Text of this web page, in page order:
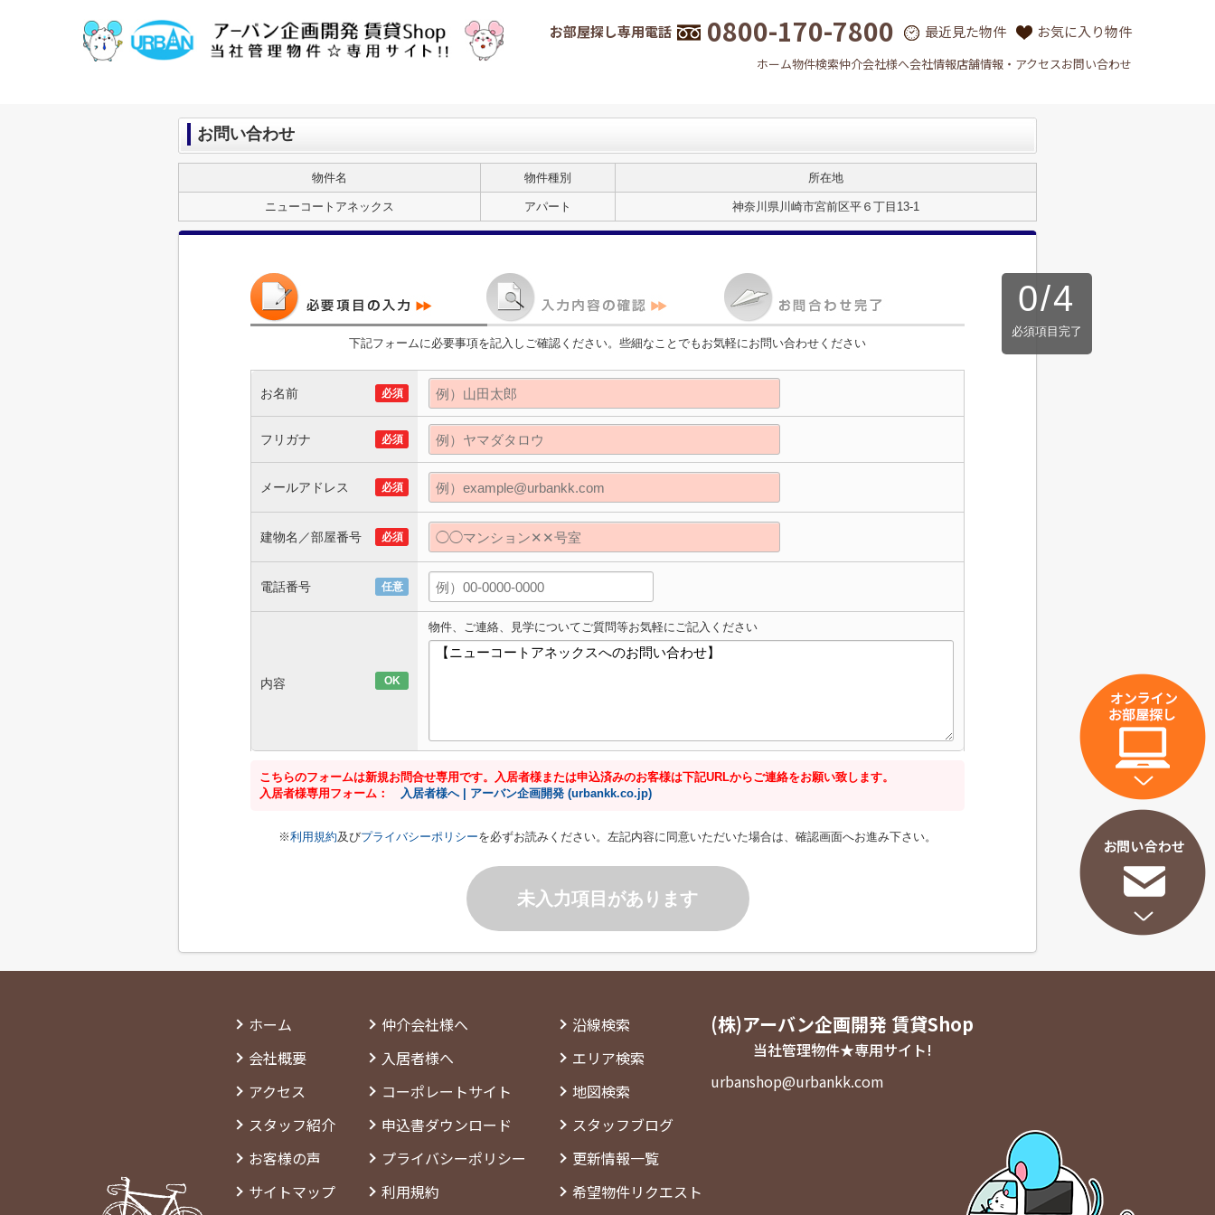
お部屋探し専用電話 0800-170-7800 最近見た物件 お気に入り物件
ホーム物件検索仲介会社様へ会社情報店舗情報・アクセスお問い合わせ
お問い合わせ
物件名 物件種別 所在地
ニューコートアネックス アパート 神奈川県川崎市宮前区平６丁目13-1
0/4
必須項目完了
下記フォームに必要事項を記入しご確認ください。些細なことでもお気軽にお問い合わせください
お名前 必須
フリガナ 必須
メールアドレス 必須
建物名／部屋番号 必須
電話番号 任意
内容 OK
物件、ご連絡、見学についてご質問等お気軽にご記入ください
こちらのフォームは新規お問合せ専用です。入居者様または申込済みのお客様は下記URLからご連絡をお願い致します。
入居者様専用フォーム： 入居者様へ | アーバン企画開発 (urbankk.co.jp)
※利用規約及びプライバシーポリシーを必ずお読みください。左記内容に同意いただいた場合は、確認画面へお進み下さい。
未入力項目があります
ホーム
会社概要
アクセス
スタッフ紹介
お客様の声
サイトマップ
仲介会社様へ
入居者様へ
コーポレートサイト
申込書ダウンロード
プライバシーポリシー
利用規約
沿線検索
エリア検索
地図検索
スタッフブログ
更新情報一覧
希望物件リクエスト
(株)アーバン企画開発 賃貸Shop
当社管理物件★専用サイト!
urbanshop@urbankk.com